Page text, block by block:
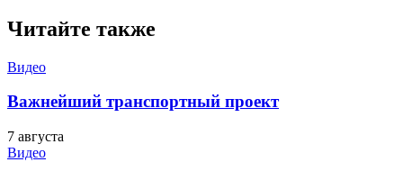
Читайте также
Видео
Важнейший транспортный проект
7 августа
Видео